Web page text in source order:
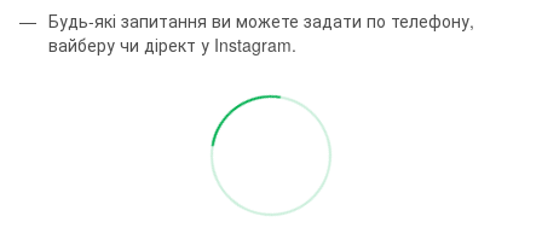
Будь-які запитання ви можете задати по телефону,
вайберу чи дірект у Instagram.